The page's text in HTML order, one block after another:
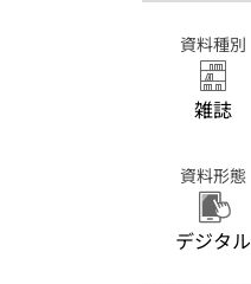
資料種別
雑誌
資料形態
デジタル